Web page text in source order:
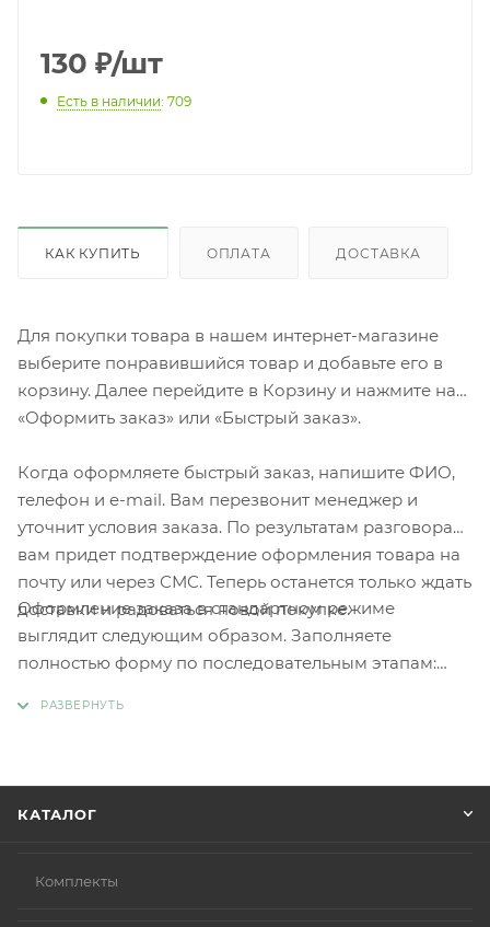
130 ₽/шт
Есть в наличии: 709
КАК КУПИТЬ ОПЛАТА ДОСТАВКА
Для покупки товара в нашем интернет-магазине
выберите понравившийся товар и добавьте его в
корзину. Далее перейдите в Корзину и нажмите на
«Оформить заказ» или «Быстрый заказ».
Когда оформляете быстрый заказ, напишите ФИО,
телефон и e-mail. Вам перезвонит менеджер и
уточнит условия заказа. По результатам разговора
вам придет подтверждение оформления товара на
почту или через СМС. Теперь останется только ждать
доставки и радоваться новой покупке.
Оформление заказа в стандартном режиме
выглядит следующим образом. Заполняете
полностью форму по последовательным этапам:
КАТАЛОГ
Комплекты